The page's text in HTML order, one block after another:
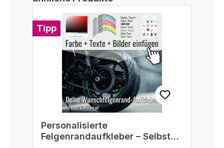
Tipp
Personalisierte
Felgenrandaufkleber – Selbst